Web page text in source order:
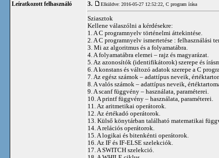
Leíratkozott felhasználó 3. Elküldve: 2016-05-27 12:52:22, C program írása
Sziasztok
Kellene válaszólni a kérdésekre:
1. A C programnyelv történelmi áttekintése.
2. A C programnyelv ismertetése : felhasználási
3. Mi az algoritmus és a folyamatábra.
4. A folyamatábra elemei – rajz és magyarázat.
5. Az azonosítók (identifikátorok) szerepe és
6. A konstans és változó adatok szerepe a C
7. Az egész számok – adattípus neveik,
8. A valós számok – adattípus neveik,
9. A scanf függvény – használata, paraméterei.
10. A printf függvény – használata, paraméterei.
11. Az aritmetikai operátorok.
12. Az értékadó operátorok.
13. Külső könytárban található matematikai
14. A relációs operátorok.
15. A logikai és bitenkénti operátorok.
16. Az IF és IF-ELSE szelekciók.
17. A SWITCH szelekció.